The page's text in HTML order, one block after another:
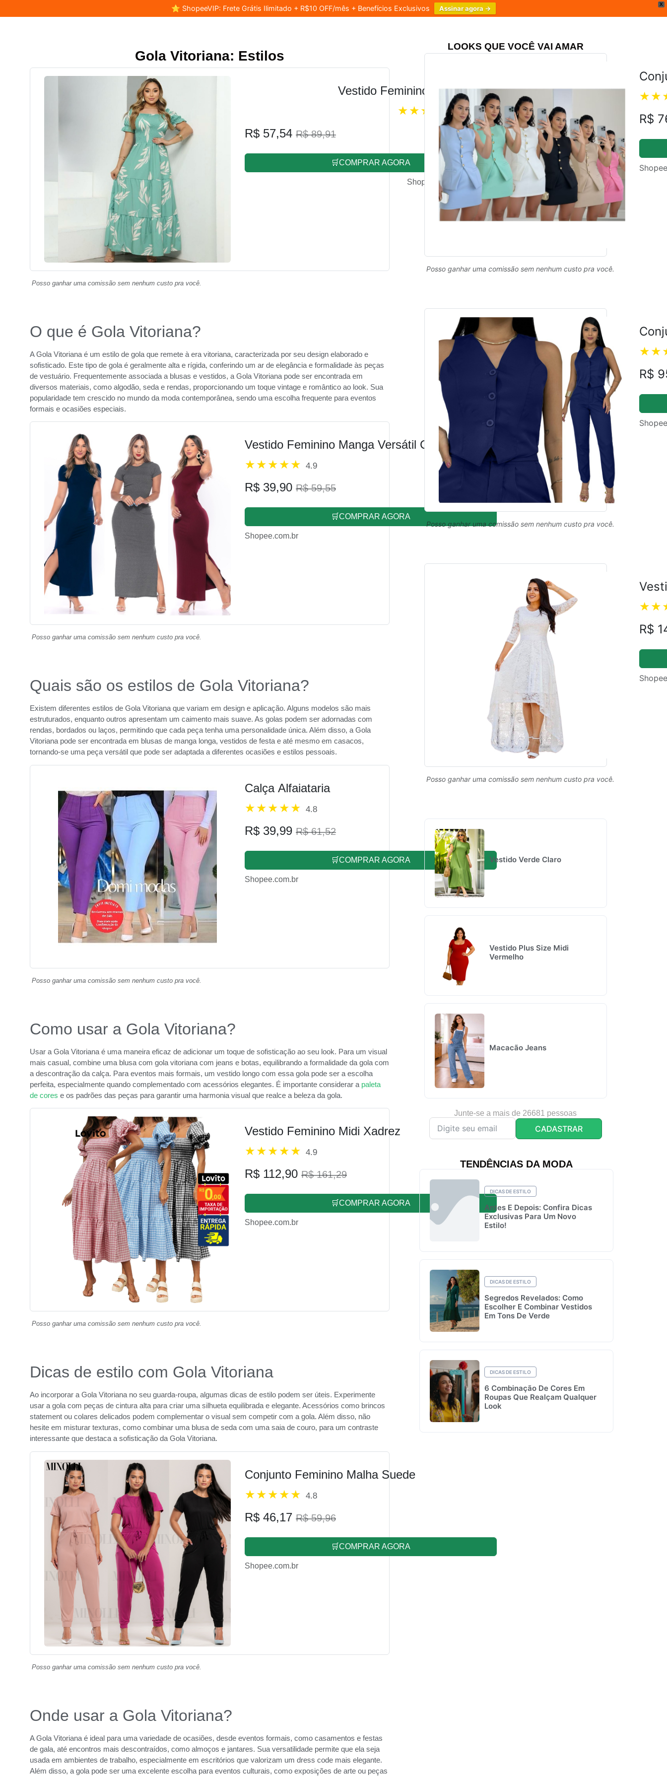
X
⭐ ShopeeVIP: Frete Grátis Ilimitado + R$10 OFF/mês + Benefícios Exclusivos Assinar agora →
Gola Vitoriana: Estilos
Vestido Feminino Longo Três Marias
4.8
R$ 57,54 R$ 89,91
🛒COMPRAR AGORA
Shopee.com.br
Posso ganhar uma comissão sem nenhum custo pra você.
O que é Gola Vitoriana?
A Gola Vitoriana é um estilo de gola que remete à era vitoriana, caracterizada por seu design elaborado e
sofisticado. Este tipo de gola é geralmente alta e rígida, conferindo um ar de elegância e formalidade às peças
de vestuário. Frequentemente associada a blusas e vestidos, a Gola Vitoriana pode ser encontrada em
diversos materiais, como algodão, seda e rendas, proporcionando um toque vintage e romântico ao look. Sua
popularidade tem crescido no mundo da moda contemporânea, sendo uma escolha frequente para eventos
formais e ocasiões especiais.
Vestido Feminino Manga Versátil Casual
4.9
R$ 39,90 R$ 59,55
🛒COMPRAR AGORA
Shopee.com.br
Posso ganhar uma comissão sem nenhum custo pra você.
Quais são os estilos de Gola Vitoriana?
Existem diferentes estilos de Gola Vitoriana que variam em design e aplicação. Alguns modelos são mais
estruturados, enquanto outros apresentam um caimento mais suave. As golas podem ser adornadas com
rendas, bordados ou laços, permitindo que cada peça tenha uma personalidade única. Além disso, a Gola
Vitoriana pode ser encontrada em blusas de manga longa, vestidos de festa e até mesmo em casacos,
tornando-se uma peça versátil que pode ser adaptada a diferentes ocasiões e estilos pessoais.
Calça Alfaiataria
4.8
R$ 39,99 R$ 61,52
🛒COMPRAR AGORA
Shopee.com.br
Posso ganhar uma comissão sem nenhum custo pra você.
Como usar a Gola Vitoriana?
Usar a Gola Vitoriana é uma maneira eficaz de adicionar um toque de sofisticação ao seu look. Para um visual
mais casual, combine uma blusa com gola vitoriana com jeans e botas, equilibrando a formalidade da gola com
a descontração da calça. Para eventos mais formais, um vestido longo com essa gola pode ser a escolha
perfeita, especialmente quando complementado com acessórios elegantes. É importante considerar a paleta
de cores e os padrões das peças para garantir uma harmonia visual que realce a beleza da gola.
Vestido Feminino Midi Xadrez
4.9
R$ 112,90 R$ 161,29
🛒COMPRAR AGORA
Shopee.com.br
Posso ganhar uma comissão sem nenhum custo pra você.
Dicas de estilo com Gola Vitoriana
Ao incorporar a Gola Vitoriana no seu guarda-roupa, algumas dicas de estilo podem ser úteis. Experimente
usar a gola com peças de cintura alta para criar uma silhueta equilibrada e elegante. Acessórios como brincos
statement ou colares delicados podem complementar o visual sem competir com a gola. Além disso, não
hesite em misturar texturas, como combinar uma blusa de seda com uma saia de couro, para um contraste
interessante que destaca a sofisticação da Gola Vitoriana.
Conjunto Feminino Malha Suede
4.8
R$ 46,17 R$ 59,96
🛒COMPRAR AGORA
Shopee.com.br
Posso ganhar uma comissão sem nenhum custo pra você.
Onde usar a Gola Vitoriana?
A Gola Vitoriana é ideal para uma variedade de ocasiões, desde eventos formais, como casamentos e festas
de gala, até encontros mais descontraídos, como almoços e jantares. Sua versatilidade permite que ela seja
usada em ambientes de trabalho, especialmente em escritórios que valorizam um dress code mais elegante.
Além disso, a gola pode ser uma excelente escolha para eventos culturais, como exposições de arte ou peças
LOOKS QUE VOCÊ VAI AMAR
R$
Posso ganhar uma comissão sem nenhum custo pra você.
R$
Posso ganhar uma comissão sem nenhum custo pra você.
R$
Posso ganhar uma comissão sem nenhum custo pra você.
Vestido Verde Claro
Vestido Plus Size Midi
Vermelho
Macacão Jeans
Junte-se a mais de 26681 pessoas
CADASTRAR
TENDÊNCIAS DA MODA
DICAS DE ESTILO
Antes E Depois: Confira Dicas
Exclusivas Para Um Novo
Estilo!
DICAS DE ESTILO
Segredos Revelados: Como
Escolher E Combinar Vestidos
Em Tons De Verde
DICAS DE ESTILO
6 Combinação De Cores Em
Roupas Que Realçam Qualquer
Look